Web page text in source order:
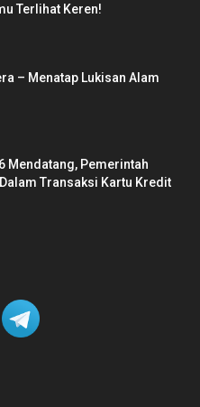
Terlihat Keren!
– Menatap Lukisan Alam
Mendatang, Pemerintah
Transaksi Kartu Kredit